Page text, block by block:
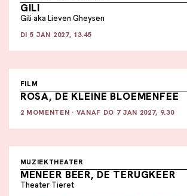
GILI
Gili aka Lieven Gheysen
DI 5 JAN 2027, 13.45
FILM
ROSA, DE KLEINE BLOEMENFEE
2 MOMENTEN · VANAF DO 7 JAN 2027, 9.30
MUZIEKTHEATER
MENEER BEER, DE TERUGKEER
Theater Tieret